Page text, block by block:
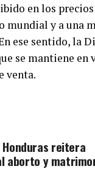
en los
mundial y a una
ese sentido, la
se mantiene
venta.
Honduras reitera
aborto y